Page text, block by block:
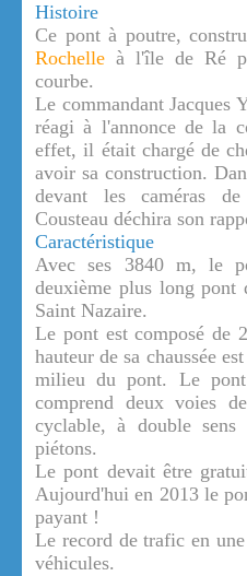
Histoire
Ce pont à poutre,
Rochelle à l'île de Ré
courbe.
Le commandant Jacques
réagi à l'annonce de la
effet, il était chargé de
avoir sa construction.
devant les caméras
Cousteau déchira son
Caractéristique
Avec ses 3840 m, le
deuxième plus long pont
Saint Nazaire.
Le pont est composé de
hauteur de sa chaussée
milieu du pont. Le
comprend deux voies
cyclable, à double sens
piétons.
Le pont devait être
Aujourd'hui en 2013 le
payant !
Le record de trafic en
véhicules.